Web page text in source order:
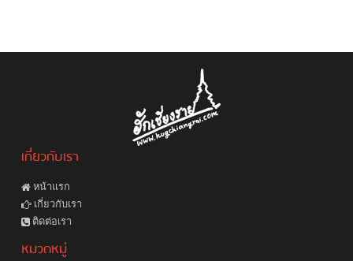
เกี่ยวกับเรา
หน้าแรก
เกี่ยวกับเรา
ติดต่อเรา
หมวดหมู่